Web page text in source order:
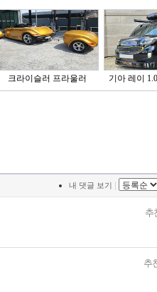
크라이슬러 프라울러 기아 레이
내 댓글 보기
추
추